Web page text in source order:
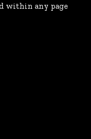
within any page